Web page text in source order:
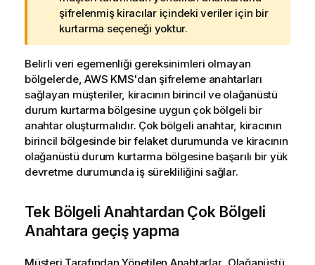
r
ı
n
o
t
u
şifrelenmiş kiracılar içindeki veriler için bir
kurtarma seçeneği yoktur.
Belirli veri egemenliği gereksinimleri olmayan
bölgelerde, AWS KMS'dan şifreleme anahtarları
sağlayan müşteriler, kiracının birincil ve olağanüstü
durum kurtarma bölgesine uygun çok bölgeli bir
anahtar oluşturmalıdır. Çok bölgeli anahtar, kiracının
birincil bölgesinde bir felaket durumunda ve kiracının
olağanüstü durum kurtarma bölgesine başarılı bir yük
devretme durumunda iş sürekliliğini sağlar.
Tek Bölgeli Anahtardan Çok Bölgeli
Anahtara geçiş yapma